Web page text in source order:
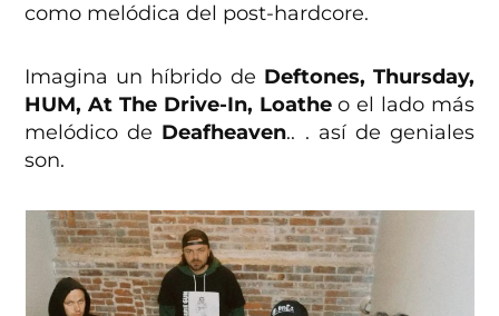
como melódica del post-hardcore.
Imagina un híbrido de Deftones, Thursday,
HUM, At The Drive-In, Loatheo el lado más
melódico de Deafheaven.. . así de geniales
son.